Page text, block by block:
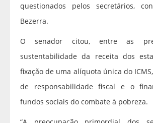
questionados pelos secretários,
Bezerra.
O senador citou, entre as
sustentabilidade da receita dos
fixação de uma alíquota única do
de responsabilidade fiscal e o
fundos sociais do combate à pobreza.